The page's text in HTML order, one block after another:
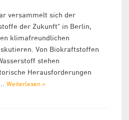
versammelt sich der
der Zukunft" in Berlin,
klimafreundlichen
Von Biokraftstoffen
stehen
Herausforderungen
Weiterlesen »